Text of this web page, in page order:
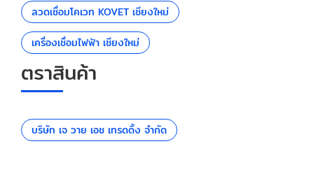
ลวดเชื่อมโคเวท KOVET เชียงใหม่
เครื่องเชื่อมไฟฟ้า เชียงใหม่
ตราสินค้า
บริษัท เจ วาย เอช เทรดดิ้ง จำกัด